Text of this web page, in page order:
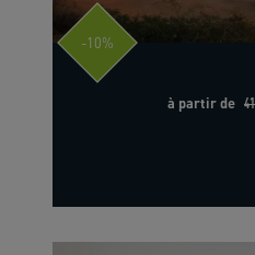
-10%
à partir de